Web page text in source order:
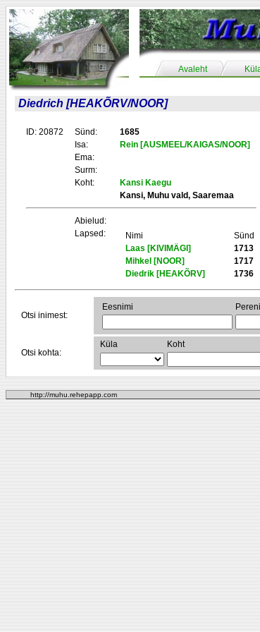
Avaleht
Diedrich [HEAKÕRV/NOOR]
ID: 20872 Sünd:
1685
Isa:
Rein [AUSMEEL/KAIGAS/NOOR]
Ema:
Surm:
Koht:
Kansi Kaegu
Kansi, Muhu vald, Saaremaa
Abielud:
Lapsed:
Nimi
Sünd
Laas [KIVIMÄGI]
1713
Mihkel [NOOR]
1717
Diedrik [HEAKÕRV]
1736
Otsi inimest:
Eesnimi
Otsi kohta:
Küla Koht
http://muhu.rehepapp.com